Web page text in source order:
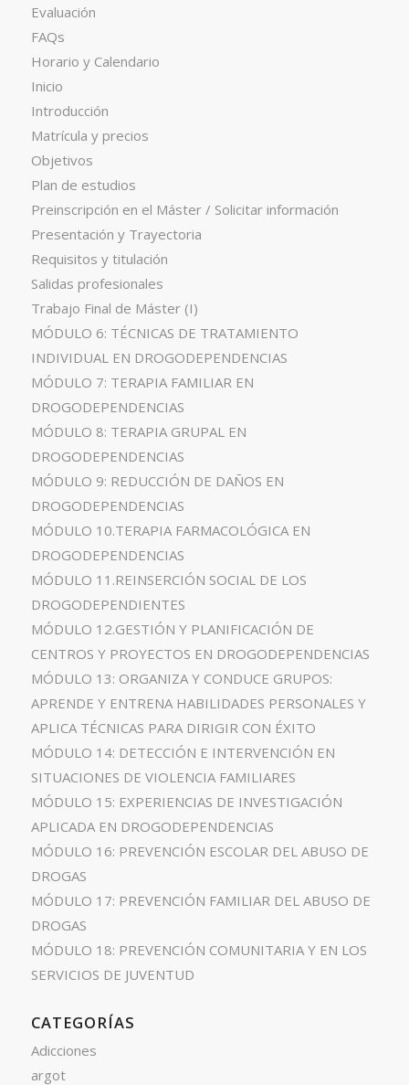
Evaluación
FAQs
Horario y Calendario
Inicio
Introducción
Matrícula y precios
Objetivos
Plan de estudios
Preinscripción en el Máster / Solicitar información
Presentación y Trayectoria
Requisitos y titulación
Salidas profesionales
Trabajo Final de Máster (I)
MÓDULO 6: TÉCNICAS DE TRATAMIENTO
INDIVIDUAL EN DROGODEPENDENCIAS
MÓDULO 7: TERAPIA FAMILIAR EN
DROGODEPENDENCIAS
MÓDULO 8: TERAPIA GRUPAL EN
DROGODEPENDENCIAS
MÓDULO 9: REDUCCIÓN DE DAÑOS EN
DROGODEPENDENCIAS
MÓDULO 10.TERAPIA FARMACOLÓGICA EN
DROGODEPENDENCIAS
MÓDULO 11.REINSERCIÓN SOCIAL DE LOS
DROGODEPENDIENTES
MÓDULO 12.GESTIÓN Y PLANIFICACIÓN DE
CENTROS Y PROYECTOS EN DROGODEPENDENCIAS
MÓDULO 13: ORGANIZA Y CONDUCE GRUPOS:
APRENDE Y ENTRENA HABILIDADES PERSONALES Y
APLICA TÉCNICAS PARA DIRIGIR CON ÉXITO
MÓDULO 14: DETECCIÓN E INTERVENCIÓN EN
SITUACIONES DE VIOLENCIA FAMILIARES
MÓDULO 15: EXPERIENCIAS DE INVESTIGACIÓN
APLICADA EN DROGODEPENDENCIAS
MÓDULO 16: PREVENCIÓN ESCOLAR DEL ABUSO DE
DROGAS
MÓDULO 17: PREVENCIÓN FAMILIAR DEL ABUSO DE
DROGAS
MÓDULO 18: PREVENCIÓN COMUNITARIA Y EN LOS
SERVICIOS DE JUVENTUD
CATEGORÍAS
Adicciones
argot